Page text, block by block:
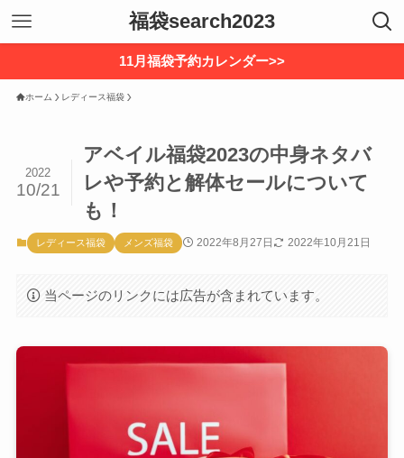
福袋search2023
11月福袋予約カレンダー>>
ホーム レディース福袋
アベイル福袋2023の中身ネタバ
レや予約と解体セールについて
も！
2022
10/21
レディース福袋 メンズ福袋 2022年8月27日 2022年10月21日
当ページのリンクには広告が含まれています。